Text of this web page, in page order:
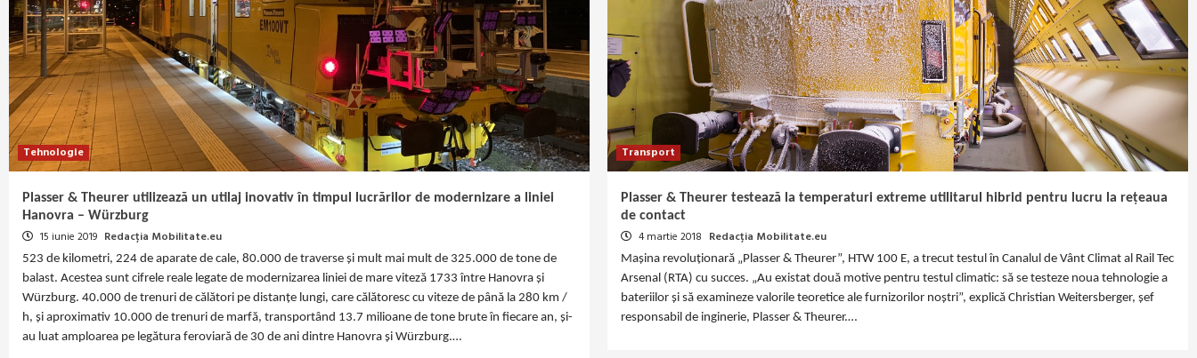
Tehnologie
Plasser & Theurer utilizează un utilaj inovativ în timpul lucrărilor de modernizare a liniei
Hanovra – Würzburg
15 iunie 2019 Redacția Mobilitate.eu
523 de kilometri, 224 de aparate de cale, 80.000 de traverse și mult mai mult de 325.000 de tone de
balast. Acestea sunt cifrele reale legate de modernizarea liniei de mare viteză 1733 între Hanovra și
Würzburg. 40.000 de trenuri de călători pe distanțe lungi, care călătoresc cu viteze de până la 280 km /
h, și aproximativ 10.000 de trenuri de marfă, transportând 13.7 milioane de tone brute în fiecare an, și-
au luat amploarea pe legătura feroviară de 30 de ani dintre Hanovra și Würzburg.…
Transport
Plasser & Theurer testează la temperaturi extreme utilitarul hibrid pentru lucru la rețeaua
de contact
4 martie 2018 Redacția Mobilitate.eu
Mașina revoluționară „Plasser & Theurer”, HTW 100 E, a trecut testul în Canalul de Vânt Climat al Rail Tec
Arsenal (RTA) cu succes. „Au existat două motive pentru testul climatic: să se testeze noua tehnologie a
bateriilor și să examineze valorile teoretice ale furnizorilor noștri”, explică Christian Weitersberger, șef
responsabil de inginerie, Plasser & Theurer.…